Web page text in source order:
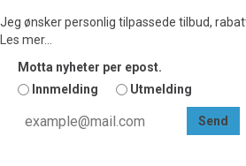
Jeg ønsker personlig tilpassede tilbud,
Vi ønsker å tilby deg mest mulig relevant
tilbud,
Avsender vil alltid være Scan Trade AS,
Les mer...
Motta nyheter per epost.
Innmelding
Utmelding